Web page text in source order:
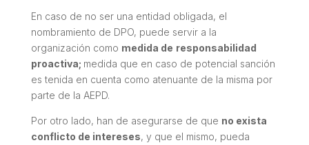
En caso de no ser una entidad obligada, el
nombramiento de DPO, puede servir a la
organización como medida de responsabilidad
proactiva; medida que en caso de potencial sanción
es tenida en cuenta como atenuante de la misma por
parte de la AEPD.
Por otro lado, han de asegurarse de que no exista
conflicto de intereses, y que el mismo, pueda